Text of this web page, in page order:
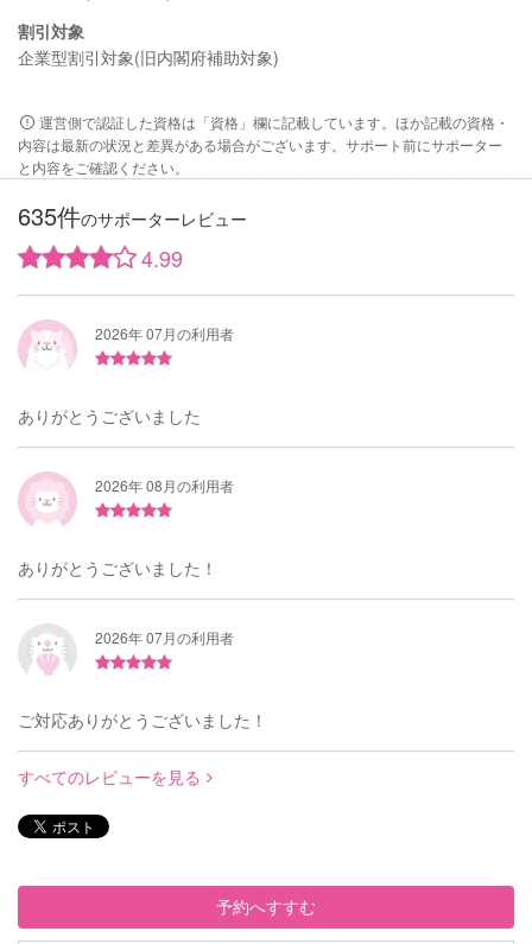
割引対象
企業型割引対象(旧内閣府補助対象)
運営側で認証した資格は「資格」欄に記載しています。ほか記載の資格・
内容は最新の状況と差異がある場合がございます。サポート前にサポーター
と内容をご確認ください。
635件のサポーターレビュー
4.99
2026年 07月の利用者
ありがとうございました
2026年 08月の利用者
ありがとうございました！
2026年 07月の利用者
ご対応ありがとうございました！
すべてのレビューを見る
予約へすすむ